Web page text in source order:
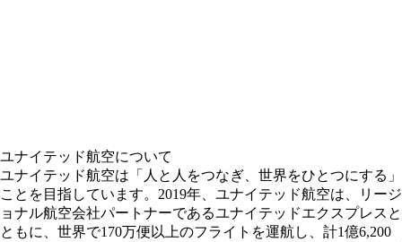
ユナイテッド航空について
ユナイテッド航空は「人と人をつなぎ、世界をひとつにする」
ことを目指しています。2019年、ユナイテッド航空は、リージ
ョナル航空会社パートナーであるユナイテッドエクスプレスと
ともに、世界で170万便以上のフライトを運航し、計1億6,200